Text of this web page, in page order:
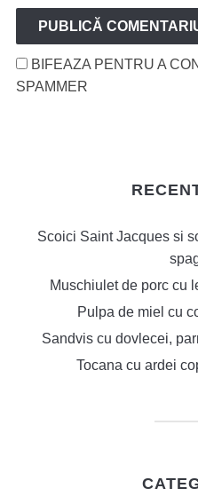
BIFEAZA PENTRU A
SPAMMER
Scoici Saint Jacques si
Muschiulet de porc cu
Pulpa de miel cu
Sandvis cu dovlecei,
Tocana cu ardei